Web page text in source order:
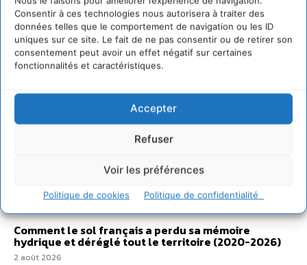
Consentir à ces technologies nous autorisera à traiter des
données telles que le comportement de navigation ou les ID
uniques sur ce site. Le fait de ne pas consentir ou de retirer son
consentement peut avoir un effet négatif sur certaines
fonctionnalités et caractéristiques.
Accepter
Refuser
Voir les préférences
Politique de cookies Politique de confidentialité
Sur Cdurable
Comment le sol français a perdu sa mémoire
hydrique et déréglé tout le territoire (2020-2026)
2 août 2026